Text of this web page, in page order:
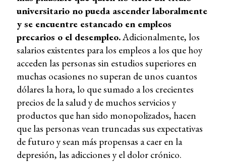
universitario no pueda ascender laboralmente
y se encuentre estancado en empleos
precarios o el desempleo.Adicionalmente, los
salarios existentes para los empleos a los que hoy
acceden las personas sin estudios superiores en
muchas ocasiones no superan de unos cuantos
dólares la hora, lo que sumado a los crecientes
precios de la salud y de muchos servicios y
productos que han sido monopolizados, hacen
que las personas vean truncadas sus expectativas
de futuro y sean más propensas a caer en la
depresión, las adicciones y el dolor crónico.